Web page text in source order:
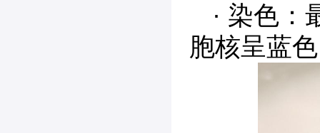
· 染色
胞核呈蓝